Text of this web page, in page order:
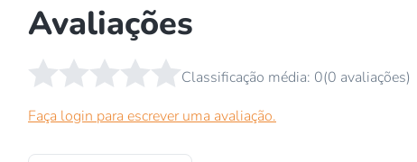
Avaliações
☆ ☆ ☆ ☆ ☆ Classificação média: 0(0 avaliações)
Faça login para escrever uma avaliação.